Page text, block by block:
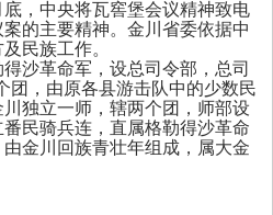
，中央将瓦窖堡会议精神致电
的主要精神。金川省委依据中
民族工作。
沙革命军，设总司令部，总司
团，由原各县游击队中的少数民
独立一师，辖两个团，师部设
民骑兵连，直属格勒得沙革命
金川回族青壮年组成，属大金